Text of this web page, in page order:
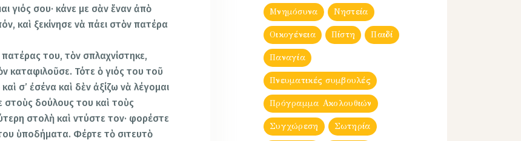
γιός σου· κάνε με σὰν ἕναν ἀπὸ
καὶ ξεκίνησε νὰ πάει στὸν πατέρα
του, τὸν σπλαχνίστηκε,
καταφιλοῦσε. Τότε ὁ γιός του τοῦ
σ’ ἐσένα καὶ δὲν ἀξίζω νὰ λέγομαι
στοὺς δούλους του καὶ τοὺς
στολὴ καὶ ντύστε τον· φορέστε
ὑποδήματα. Φέρτε τὸ σιτευτὸ
Μνημόσυνα Νηστεία
Οικογένεια Πίστη Παιδί
Παναγία
Πνευματικές συμβουλές
Πρόγραμμα Ακολουθιών
Συγχώρεση Σωτηρία